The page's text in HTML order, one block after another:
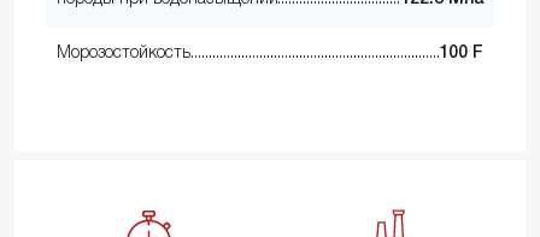
Морозостойкость 100 F